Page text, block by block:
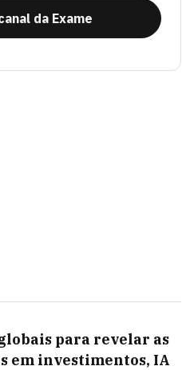
da Exame
para revelar as
em investimentos, IA